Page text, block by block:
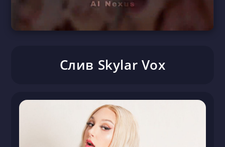
Слив Skylar Vox